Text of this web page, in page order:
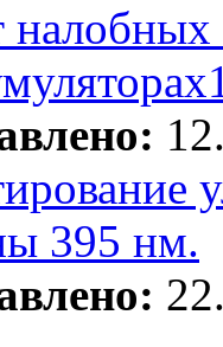
395 нм.